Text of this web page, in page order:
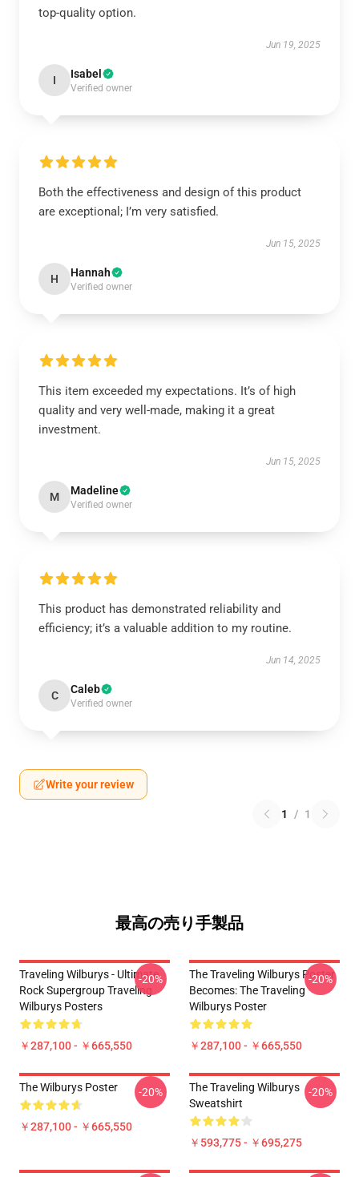
top-quality option.
Jun 19, 2025
I Isabel
Verified owner
Both the effectiveness and design of this product
are exceptional; I’m very satisfied.
Jun 15, 2025
H Hannah
Verified owner
This item exceeded my expectations. It’s of high
quality and very well-made, making it a great
investment.
Jun 15, 2025
M Madeline
Verified owner
This product has demonstrated reliability and
efficiency; it’s a valuable addition to my routine.
Jun 14, 2025
C Caleb
Verified owner
Write your review
1 / 1
最高の売り手製品
Traveling Wilburys - Ultimate
Rock Supergroup Traveling
Wilburys Posters
￥287,100 - ￥665,550
-20%
The Traveling Wilburys Poster
Becomes: The Traveling
Wilburys Poster
￥287,100 - ￥665,550
-20%
The Wilburys Poster
￥287,100 - ￥665,550
-20%
The Traveling Wilburys
Sweatshirt
￥593,775 - ￥695,275
-20%